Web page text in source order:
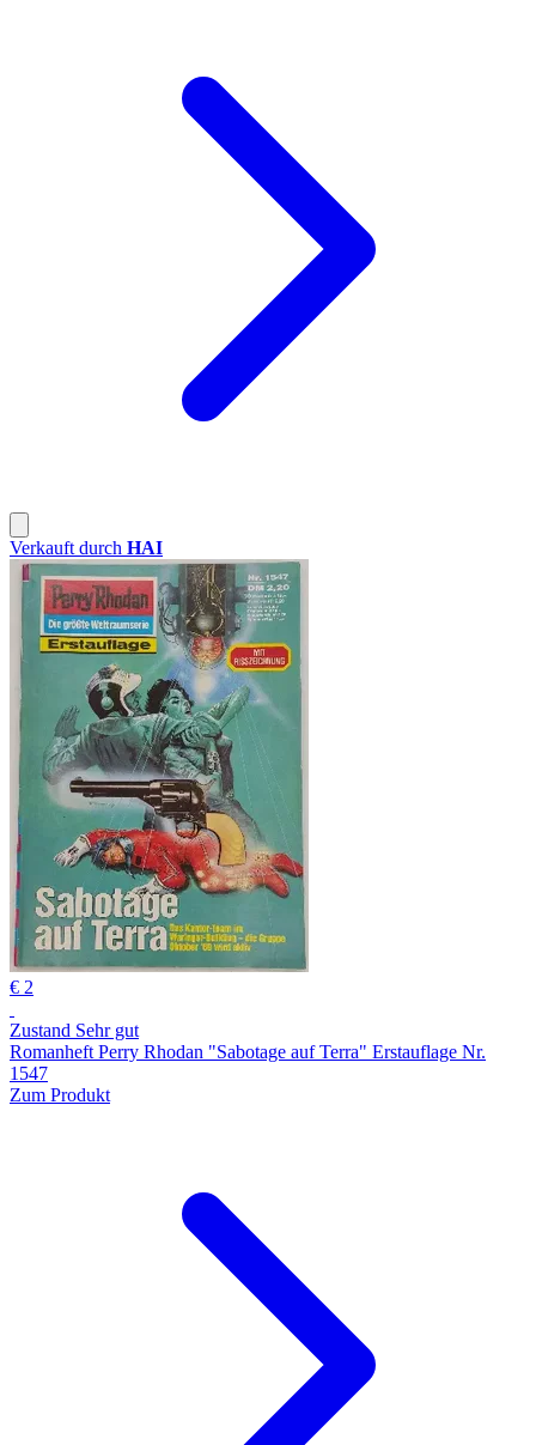
Verkauft durch HAI
€ 2
Zustand Sehr gut
Romanheft Perry Rhodan "Sabotage auf Terra" Erstauflage Nr.
1547
Zum Produkt